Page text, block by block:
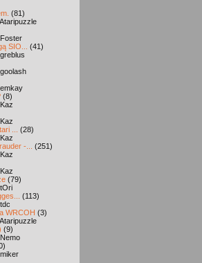
(81)
SIO...
(41)
(8)
...
(28)
-...
(251)
(79)
(113)
WRCOH (3)
(9)